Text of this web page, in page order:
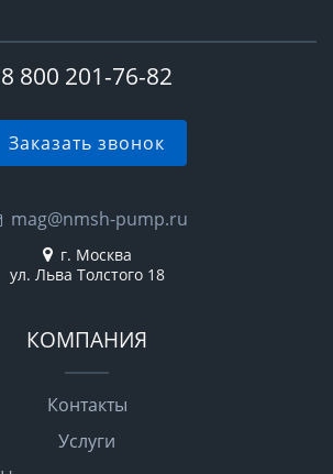
8 800 201-76-82
Заказать звонок
mag@nmsh-pump.ru
г. Москва
ул. Льва Толстого 18
КОМПАНИЯ
Контакты
Услуги